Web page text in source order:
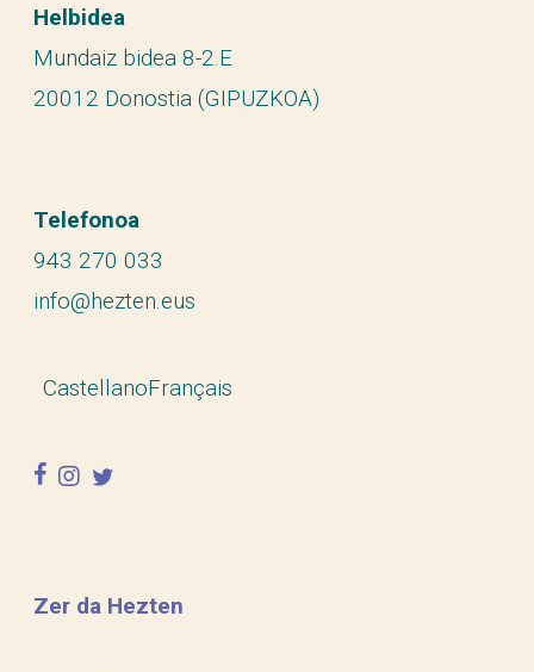
Helbidea
Mundaiz bidea 8-2.E
20012 Donostia (GIPUZKOA)
Telefonoa
943 270 033
info@hezten.eus
CastellanoFrançais
facebook
instagram
twitter
Zer da Hezten